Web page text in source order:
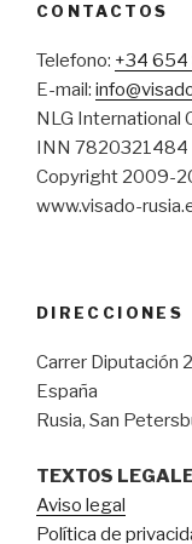
CONTACTOS
Telefono: +34 654
E-mail:
NLG International
INN 7820321484
Copyright 2009-
www.visado-
DIRECCIONES
Carrer Diputación
España
Rusia, San
TEXTOS
Aviso legal
Política de